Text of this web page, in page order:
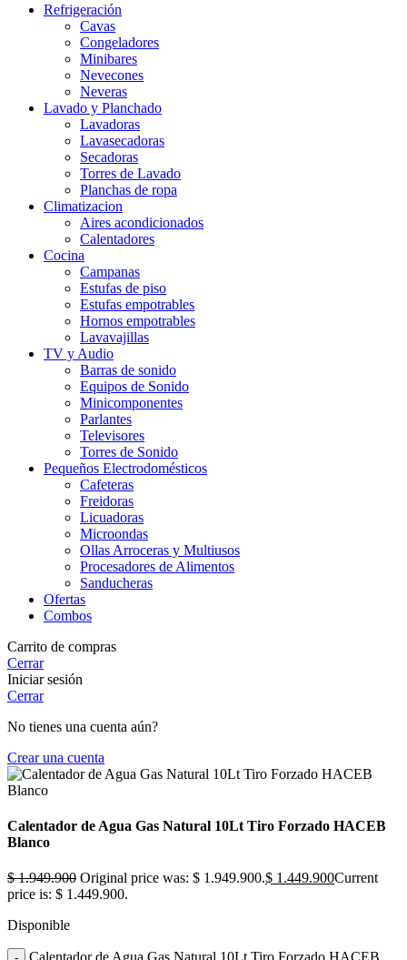
Refrigeración
Cavas
Congeladores
Minibares
Nevecones
Neveras
Lavado y Planchado
Lavadoras
Lavasecadoras
Secadoras
Torres de Lavado
Planchas de ropa
Climatizacion
Aires acondicionados
Calentadores
Cocina
Campanas
Estufas de piso
Estufas empotrables
Hornos empotrables
Lavavajillas
TV y Audio
Barras de sonido
Equipos de Sonido
Minicomponentes
Parlantes
Televisores
Torres de Sonido
Pequeños Electrodomésticos
Cafeteras
Freidoras
Licuadoras
Microondas
Ollas Arroceras y Multiusos
Procesadores de Alimentos
Sanducheras
Ofertas
Combos
Carrito de compras
Cerrar
Iniciar sesión
Cerrar
No tienes una cuenta aún?
Crear una cuenta
Calentador de Agua Gas Natural 10Lt Tiro Forzado HACEB
Blanco
$1.949.900 Original price was: $ 1.949.900.$ 1.449.900Current
price is: $ 1.449.900.
Disponible